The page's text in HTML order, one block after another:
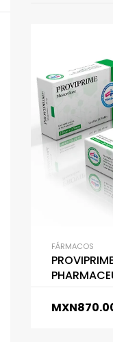
FÁRMACOS
MXN